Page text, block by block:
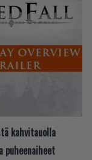
kahvitauolla
puheenaiheet